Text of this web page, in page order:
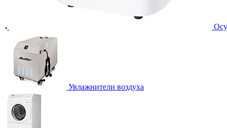
Увлажнители воздуха